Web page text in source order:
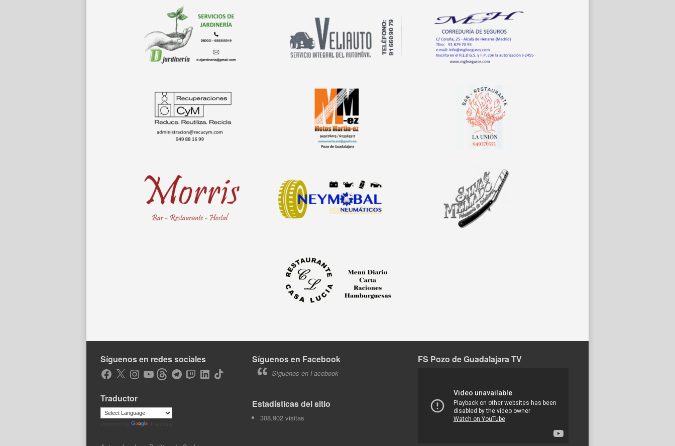
Síguenos en redes sociales
Facebook
X Instagram
YouTubeThreadsTelegramTwitchLinkedIn
TikTok
Traductor
Síguenos en Facebook
Síguenos en Facebook
Estadísticas del sitio
308.902 visitas
FS Pozo de Guadalajara TV